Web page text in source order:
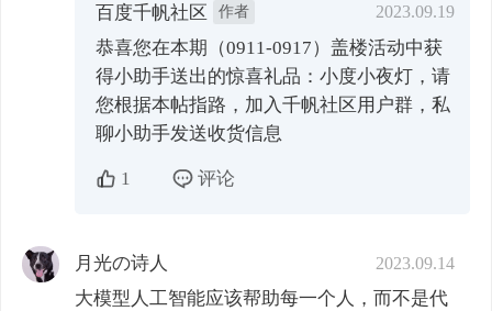
百度千帆社区 作者 2023.09.19
恭喜您在本期（0911-0917）盖楼活动中获
得小助手送出的惊喜礼品：小度小夜灯，请
您根据本帖指路，加入千帆社区用户群，私
聊小助手发送收货信息
1 评论
月光の诗人 2023.09.14
大模型人工智能应该帮助每一个人，而不是代